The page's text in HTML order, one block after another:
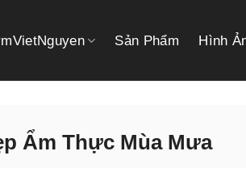
Sản Phẩm Hình
Ẩm Thực Mùa Mưa